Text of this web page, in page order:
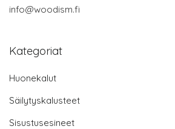
info@woodism.fi
Kategoriat
Huonekalut
Säilytyskalusteet
Sisustusesineet